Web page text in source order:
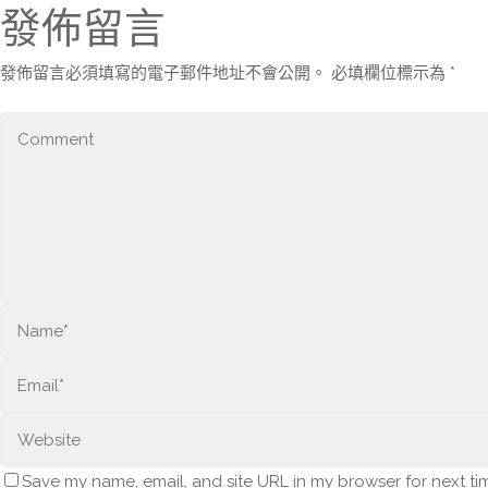
發佈留言
發佈留言必須填寫的電子郵件地址不會公開。 必填欄位標示為 *
Save my name, email, and site URL in my browser for next